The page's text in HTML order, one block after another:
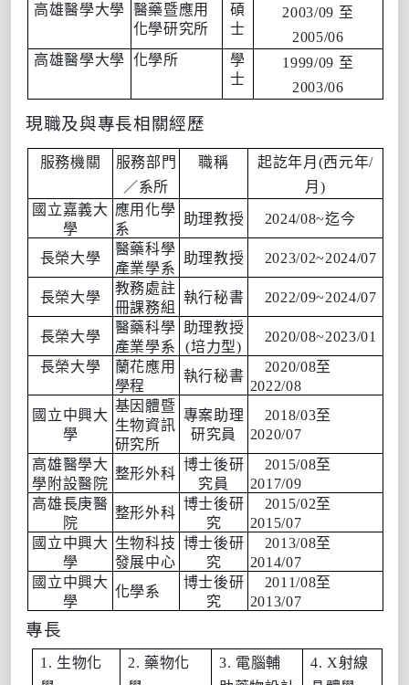
高雄醫學大學 醫藥暨應用
化學研究所
碩
士
2003/09 至
2005/06
高雄醫學大學 化學所
學
士
1999/09 至
2003/06
現職及與專長相關經歷
服務機關
服務部門
／系所
職稱
起訖年月(西元年/
月)
國立嘉義大
學
應用化學
系
助理教授 2024/08~迄今
長榮大學
醫藥科學
產業學系
助理教授 2023/02~2024/07
長榮大學
教務處註
冊課務組
執行秘書 2022/09~2024/07
長榮大學
醫藥科學
產業學系
助理教授
(培力型)
2020/08~2023/01
長榮大學
蘭花應用
學程
執行秘書
2020/08至
2022/08
國立中興大
學
基因體暨
生物資訊
研究所
專案助理
研究員
2018/03至
2020/07
高雄醫學大
學附設醫院
整形外科
博士後研
究員
2015/08至
2017/09
高雄長庚醫
院
整形外科
博士後研
究
2015/02至
2015/07
國立中興大
學
生物科技
發展中心
博士後研
究
2013/08至
2014/07
國立中興大
學
化學系
博士後研
究
2011/08至
2013/07
專長
1. 生物化
2. 藥物化
3. 電腦輔
4. X射線